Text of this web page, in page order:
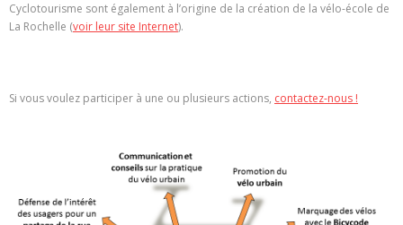
Cyclotourisme sont également à l’origine de la création de la vélo-école de
La Rochelle (voir leur site Internet).
Si vous voulez participer à une ou plusieurs actions, contactez-nous !